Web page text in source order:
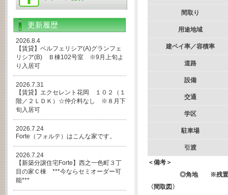
間取り
用途地域
建ペイ率／容積率
道路
設備
交通
学区
駐車場
引渡
＜備考＞
◎角地 ※残置物
〈間取図〉
更新履歴
2026.8.4
【賃貸】ベルフェリシア(A)グランフェ
リシア(B) Ｂ棟102号室 ※9月上旬よ
り入居可
2026.7.31
【賃貸】エクセレント花岡 １０２（１
階／２ＬＤＫ）☆仲介料なし ※８月下
旬入居可
2026.7.24
Forte（フォルテ）はこんな家です。
2026.7.24
【新築分譲住宅Forte】西之一色町３丁
目の家Ｃ棟 ***今ならセミオーダー可
能***